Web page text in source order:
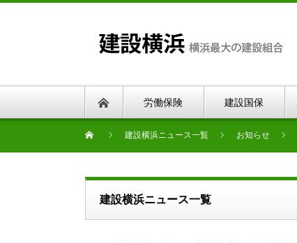
労働保険 建設国保
建設横浜ニュース一覧 お知らせ
建設横浜ニュース一覧